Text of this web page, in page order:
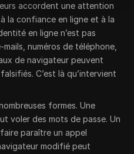
accordent une attention
la confiance en ligne et à la
en ligne n’est pas
numéros de téléphone,
de navigateur peuvent
C’est là qu’intervient
formes. Une
voler des mots de passe. Un
paraître un appel
modifié peut